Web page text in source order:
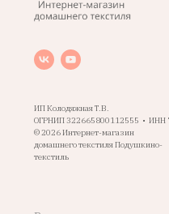
ИП Колодяжная Т.В.
ОГРНИП 322665800112555 • ИНН
© 2026 Интернет-магазин
домашнего текстиля Подушкино-
текстиль